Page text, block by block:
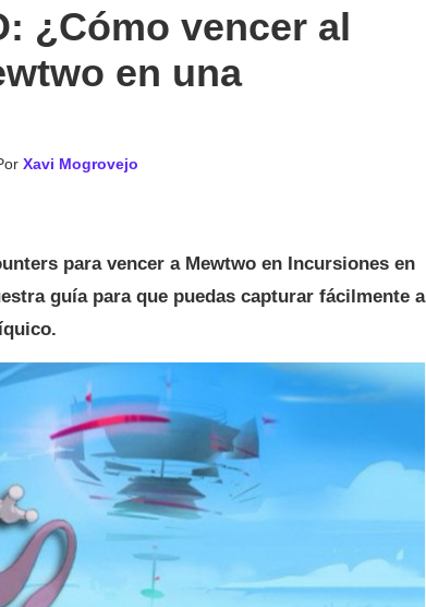
¿Cómo vencer al
en una
Xavi Mogrovejo
para vencer a Mewtwo en Incursiones en
guía para que puedas capturar fácilmente a